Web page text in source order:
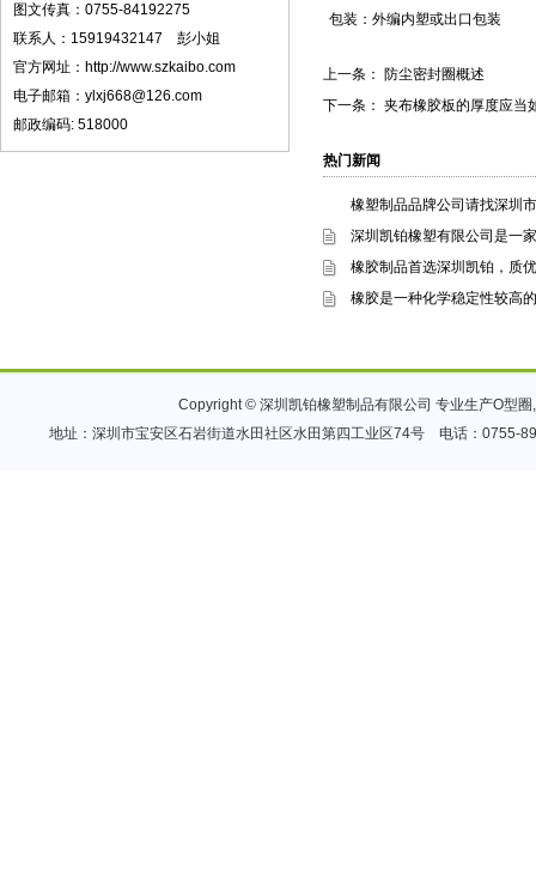
图文传真：0755-84192275
联系人：15919432147 彭小姐
官方网址：http://www.szkaibo.com
电子邮箱：ylxj668@126.com
邮政编码: 518000
包装：外编内塑或出口包装
上一条： 防尘密封圈概述
下一条： 夹布橡胶板的厚度应当
热门新闻
橡塑制品品牌公司请找深圳
深圳凯铂橡塑有限公司是一
橡胶制品首选深圳凯铂，质
橡胶是一种化学稳定性较高
Copyright © 深圳凯铂橡塑制品有限公司 专业生产O型圈 ,
地址：深圳市宝安区石岩街道水田社区水田第四工业区74号 电话：